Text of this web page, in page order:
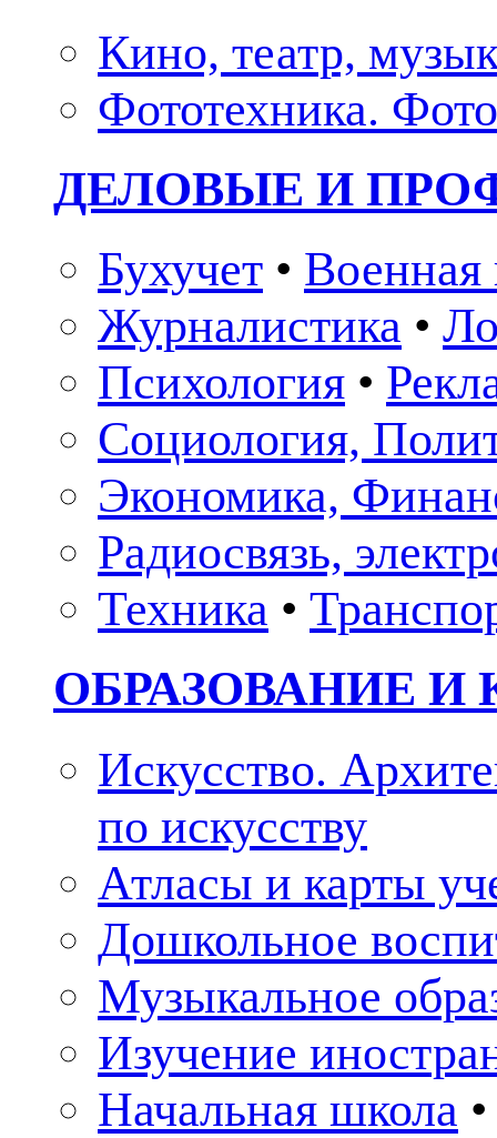
Кино, театр,
Фототехника.
ДЕЛОВЫЕ И
Бухучет • Военная
Журналистика •
Психология •
Социология,
Экономика,
Радиосвязь,
Техника •
ОБРАЗОВАНИЕ И
Искусство.
по искусству
Атласы и карты
Дошкольное
Музыкальное
Изучение
Начальная школа •